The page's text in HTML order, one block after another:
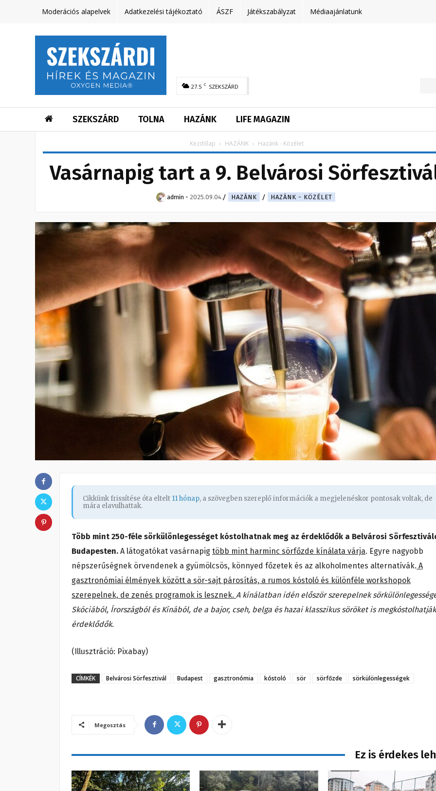
Moderációs alapelvek Adatkezelési tájékoztató ÁSZF Játékszabályzat Médiaajánlatunk
27.5 C SZEKSZÁRD
SZEKSZÁRD TOLNA HAZÁNK LIFE MAGAZIN
Kezdőlap HAZÁNK Hazánk - Közélet
Vasárnapig tart a 9. Belvárosi
admin - 2025.09.04. HAZÁNK HAZÁNK - KÖZÉLET
Cikkünk frissítése óta eltelt 11 hónap, a szövegben szereplő információk a megjelenéskor pontosak voltak, de
mára elavulhattak.
Több mint 250-féle sörkülönlegességet kóstolhatnak meg az érdeklődők a Belvárosi
Budapesten. A látogatókat vasárnapig több mint harminc sörfőzde kínálata várja. Egyre nagyobb
népszerűségnek örvendenek a gyümölcsös, könnyed főzetek és az alkoholmentes alternatívák. A
gasztronómiai élmények között a sör-sajt párosítás, a rumos kóstoló és különféle workshopok
szerepelnek, de zenés programok is lesznek. A kínálatban idén először szerepelnek
Skóciából, Írországból és Kínából, de a bajor, cseh, belga és hazai klasszikus söröket is
érdeklődők.
(Illusztráció: Pixabay)
CÍMKÉK Belvárosi Sörfesztivál Budapest gasztronómia kóstoló sör sörfőzde sörkülönlegességek
Megosztás
Ez is érdekes